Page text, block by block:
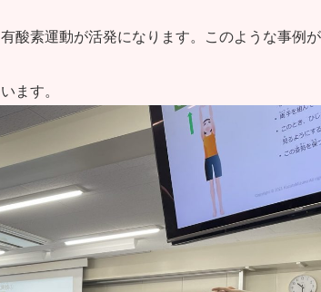
酸素運動が活発になります。このような事例
ます。